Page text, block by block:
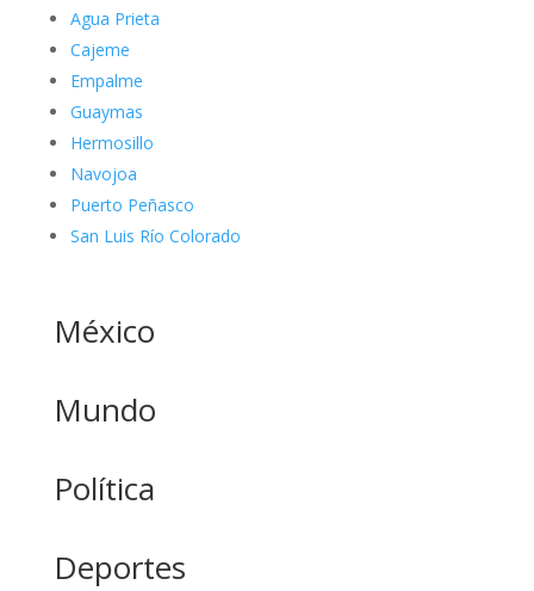
Agua Prieta
Cajeme
Empalme
Guaymas
Hermosillo
Navojoa
Puerto Peñasco
San Luis Río Colorado
México
Mundo
Política
Deportes